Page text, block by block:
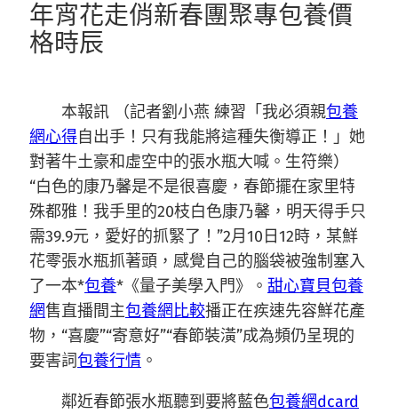
年宵花走俏新春團聚專包養價
格時辰
本報訊 （記者劉小燕 練習「我必須親包養
網心得自出手！只有我能將這種失衡導正！」她
對著牛土豪和虛空中的張水瓶大喊。生符樂）
“白色的康乃馨是不是很喜慶，春節擺在家里特
殊都雅！我手里的20枝白色康乃馨，明天得手只
需39.9元，愛好的抓緊了！”2月10日12時，某鮮
花零張水瓶抓著頭，感覺自己的腦袋被強制塞入
了一本*包養*《量子美學入門》。 甜心寶貝包養
網售直播間主包養網比較播正在疾速先容鮮花產
物，“喜慶”“寄意好”“春節裝潢”成為頻仍呈現的
要害詞包養行情 。
鄰近春節張水瓶聽到要將藍色包養網dcard